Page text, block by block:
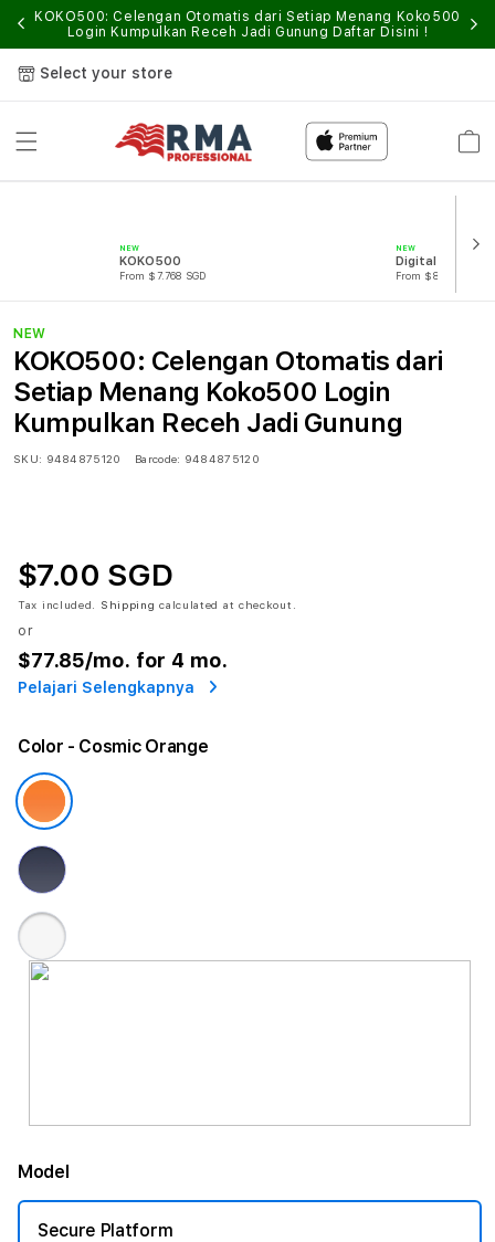
KOKO500: Celengan Otomatis dari Setiap Menang Koko500
Login Kumpulkan Receh Jadi Gunung Daftar Disini !
Select your store
Cart
NEW
KOKO500
From $7.768 SGD
NEW
Digital Game
From $889.96 SGD
NEW
KOKO500: Celengan Otomatis dari
Setiap Menang Koko500 Login
Kumpulkan Receh Jadi Gunung
SKU: 9484875120 Barcode: 9484875120
$7.00 SGD
Tax included. Shipping calculated at checkout.
or
$77.85/mo. for 4 mo.
Pelajari Selengkapnya
Color - Cosmic Orange
Model
Secure Platform